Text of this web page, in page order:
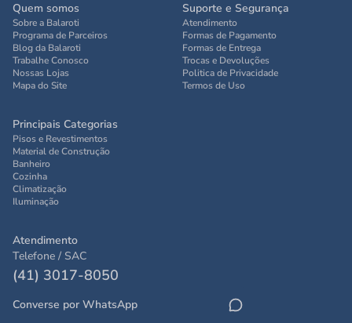
Quem somos
Sobre a Balaroti
Programa de Parceiros
Blog da Balaroti
Trabalhe Conosco
Nossas Lojas
Mapa do Site
Suporte e Segurança
Atendimento
Formas de Pagamento
Formas de Entrega
Trocas e Devoluções
Politica de Privacidade
Termos de Uso
Principais Categorias
Pisos e Revestimentos
Material de Construção
Banheiro
Cozinha
Climatização
Iluminação
Atendimento
Telefone / SAC
(41) 3017-8050
Converse por WhatsApp